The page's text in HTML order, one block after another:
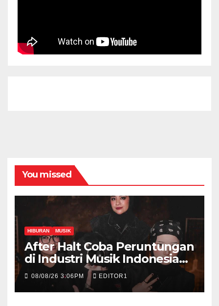
You missed
HIBURAN MUSIK
After Halt Coba Peruntungan
di Industri Musik Indonesia
Lewat Rilis Single Debut
“Kontraktor”
08/08/26 3:06PM EDITOR1